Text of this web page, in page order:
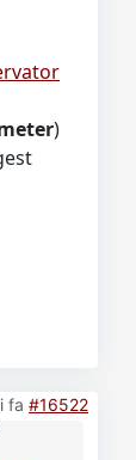
)
fa #16522